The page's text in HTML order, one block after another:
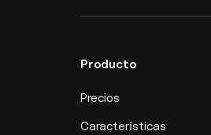
Producto
Precios
Características